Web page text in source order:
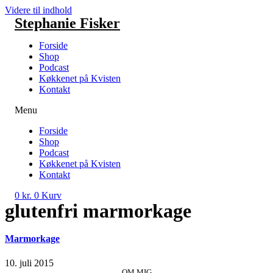
Videre til indhold
Stephanie Fisker
Forside
Shop
Podcast
Køkkenet på Kvisten
Kontakt
Menu
Forside
Shop
Podcast
Køkkenet på Kvisten
Kontakt
0 kr. 0 Kurv
glutenfri marmorkage
Marmorkage
10. juli 2015